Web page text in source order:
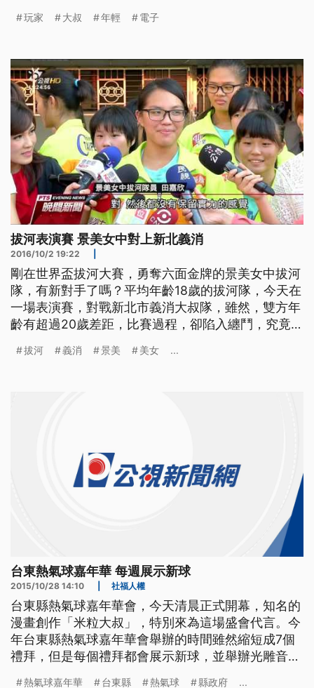
新希望。
玩家 大叔 年輕 電子
拔河表演賽 景美女中對上新北義消
2016/10/2 19:22
剛在世界盃拔河大賽，勇奪六面金牌的景美女中拔河
隊，有新對手了嗎？平均年齡18歲的拔河隊，今天在
一場表演賽，對戰新北市義消大叔隊，雖然，雙方年
齡有超過20歲差距，比賽過程，卻陷入纏鬥，究竟誰
河廝殺，一方是在世界盃拔河大賽，拿下六面金牌的
拔河 義消 景美 美女 ...
台東熱氣球嘉年華 每週展示新球
2015/10/28 14:10 社福人權
台東縣熱氣球嘉年華會，今天清晨正式開幕，知名的
漫畫創作「米粒大叔」，特別來為這場盛會代言。今
年台東縣熱氣球嘉年華會舉辦的時間雖然縮短成7個
禮拜，但是每個禮拜都會展示新球，並舉辦光雕音樂
熱氣球嘉年華 台東縣 熱氣球 縣政府 ...